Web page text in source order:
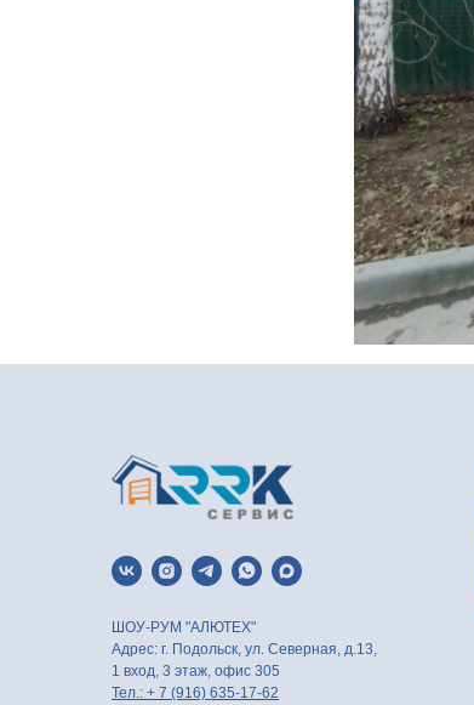
ШОУ-РУМ "АЛЮТЕХ"
Адрес: г. Подольск, ул. Северная, д.13,
1 вход, 3 этаж, офис 305
Тел.: + 7 (916) 635-17-62